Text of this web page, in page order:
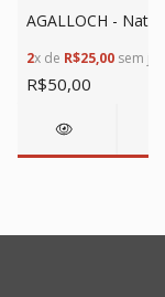
AGALLOCH -
2x de R$25,00sem
R$50,00